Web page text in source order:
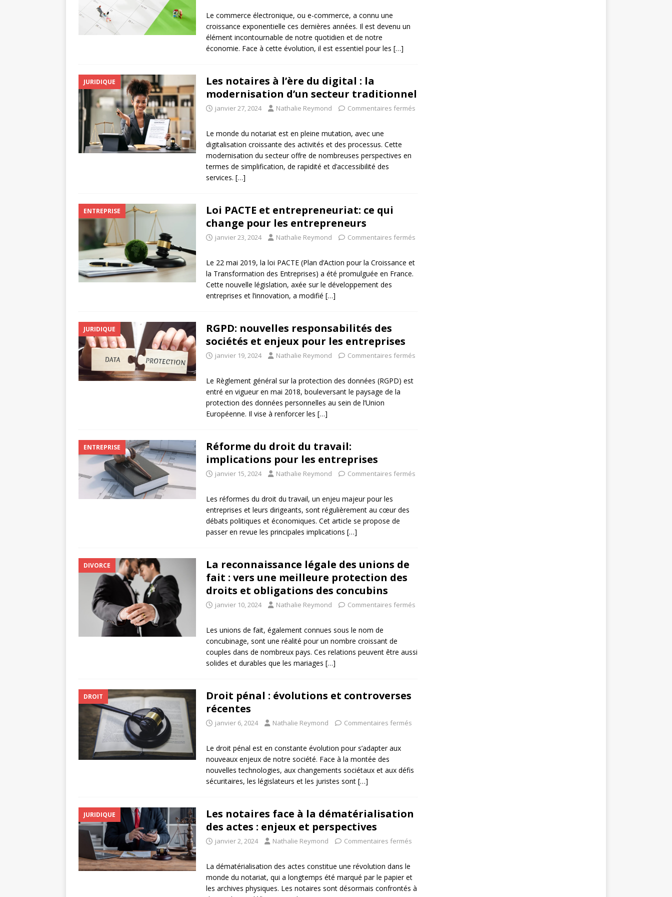
Le commerce électronique, ou e-commerce, a connu une
croissance exponentielle ces dernières années. Il est devenu un
élément incontournable de notre quotidien et de notre
économie. Face à cette évolution, il est essentiel pour les […]
JURIDIQUE
Les notaires à l’ère du digital : la
modernisation d’un secteur traditionnel
janvier 27, 2024 Nathalie Reymond Commentaires fermés
Le monde du notariat est en pleine mutation, avec une
digitalisation croissante des activités et des processus. Cette
modernisation du secteur offre de nombreuses perspectives en
termes de simplification, de rapidité et d’accessibilité des
services. […]
ENTREPRISE
Loi PACTE et entrepreneuriat: ce qui
change pour les entrepreneurs
janvier 23, 2024 Nathalie Reymond Commentaires fermés
Le 22 mai 2019, la loi PACTE (Plan d’Action pour la Croissance et
la Transformation des Entreprises) a été promulguée en France.
Cette nouvelle législation, axée sur le développement des
entreprises et l’innovation, a modifié […]
JURIDIQUE
RGPD: nouvelles responsabilités des
sociétés et enjeux pour les entreprises
janvier 19, 2024 Nathalie Reymond Commentaires fermés
Le Règlement général sur la protection des données (RGPD) est
entré en vigueur en mai 2018, bouleversant le paysage de la
protection des données personnelles au sein de l’Union
Européenne. Il vise à renforcer les […]
ENTREPRISE
Réforme du droit du travail:
implications pour les entreprises
janvier 15, 2024 Nathalie Reymond Commentaires fermés
Les réformes du droit du travail, un enjeu majeur pour les
entreprises et leurs dirigeants, sont régulièrement au cœur des
débats politiques et économiques. Cet article se propose de
passer en revue les principales implications […]
DIVORCE
La reconnaissance légale des unions de
fait : vers une meilleure protection des
droits et obligations des concubins
janvier 10, 2024 Nathalie Reymond Commentaires fermés
Les unions de fait, également connues sous le nom de
concubinage, sont une réalité pour un nombre croissant de
couples dans de nombreux pays. Ces relations peuvent être aussi
solides et durables que les mariages […]
DROIT
Droit pénal : évolutions et controverses
récentes
janvier 6, 2024 Nathalie Reymond Commentaires fermés
Le droit pénal est en constante évolution pour s’adapter aux
nouveaux enjeux de notre société. Face à la montée des
nouvelles technologies, aux changements sociétaux et aux défis
sécuritaires, les législateurs et les juristes sont […]
JURIDIQUE
Les notaires face à la dématérialisation
des actes : enjeux et perspectives
janvier 2, 2024 Nathalie Reymond Commentaires fermés
La dématérialisation des actes constitue une révolution dans le
monde du notariat, qui a longtemps été marqué par le papier et
les archives physiques. Les notaires sont désormais confrontés à